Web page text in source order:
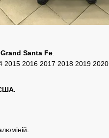
Santa Fe.
2015 2016 2017 2018 2019 2020